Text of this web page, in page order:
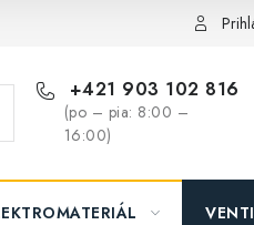
O nás - MEGALED & JANTON
+421 903 102 816
(po – pia: 8:00 –
16:00)